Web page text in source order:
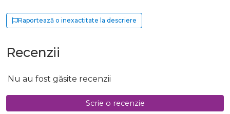
Raportează o inexactitate la descriere
Recenzii
Nu au fost găsite recenzii
Scrie o recenzie